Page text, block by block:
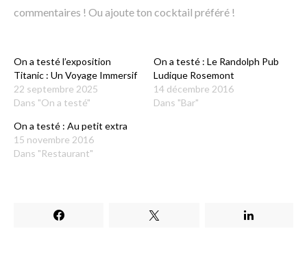
commentaires ! Ou ajoute ton cocktail préféré !
On a testé l’exposition
Titanic : Un Voyage Immersif
22 septembre 2025
Dans "On a testé"
On a testé : Le Randolph Pub
Ludique Rosemont
14 décembre 2016
Dans "Bar"
On a testé : Au petit extra
15 novembre 2016
Dans "Restaurant"